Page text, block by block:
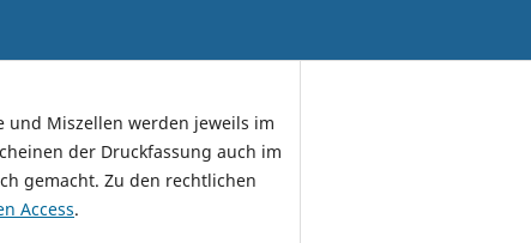
und Miszellen werden jeweils im
der Druckfassung auch im
gemacht. Zu den rechtlichen
Access.